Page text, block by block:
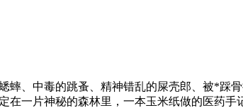
、中毒的跳蚤、精神错乱的屎壳郎、被*踩
一片神秘的森林里，一本玉米纸做的医药手